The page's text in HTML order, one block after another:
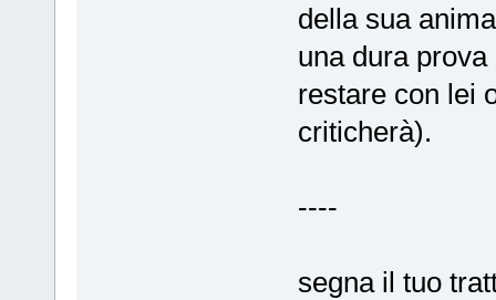
della sua
una dura
restare con lei
criticherà).
----
segna il tuo